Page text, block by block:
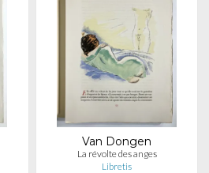
Van Dongen
La révolte des anges
Libretis